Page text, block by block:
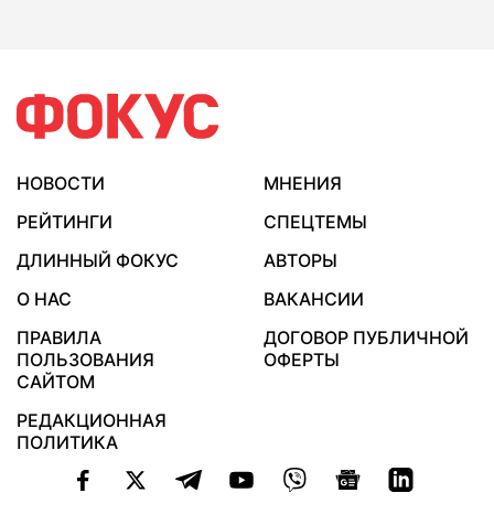
НОВОСТИ
МНЕНИЯ
РЕЙТИНГИ
СПЕЦТЕМЫ
ДЛИННЫЙ ФОКУС
АВТОРЫ
О НАС
ВАКАНСИИ
ПРАВИЛА
ПОЛЬЗОВАНИЯ
САЙТОМ
ДОГОВОР ПУБЛИЧНОЙ
ОФЕРТЫ
РЕДАКЦИОННАЯ
ПОЛИТИКА